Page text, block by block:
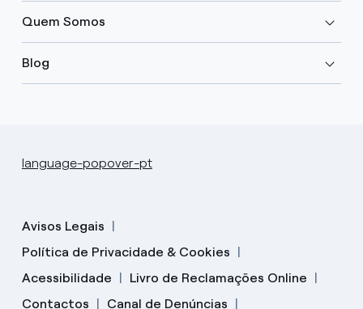
Quem Somos
Blog
language-popover-pt
Avisos Legais
Política de Privacidade & Cookies
Acessibilidade
Livro de Reclamações Online
Contactos
Canal de Denúncias